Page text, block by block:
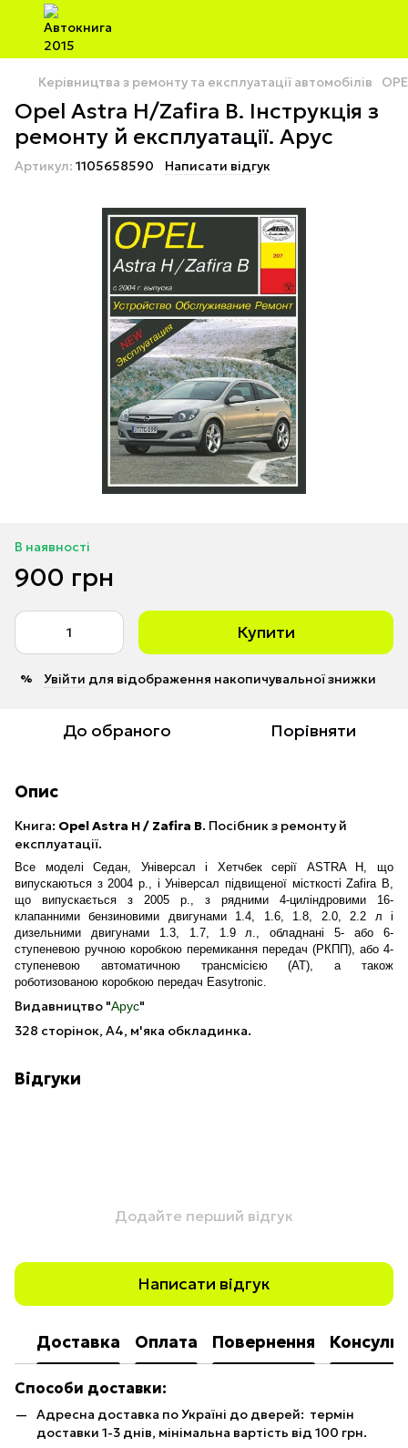
Керівництва з ремонту та експлуатації автомобілів
Opel Astra H/Zafira B. Інструкція з
ремонту й експлуатації. Арус
Артикул: 1105658590 Написати відгук
В наявності
900 грн
Купити
% Увійти для відображення накопичувальної знижки
До обраного Порівняти
Опис
Книга: OpelAstra H / Zafira B. Посібник з ремонту й
експлуатації.
Bсе моделі Седан, Універсал і Хетчбек серії ASTRA H, що
випускаються з 2004 р., і Універсал підвищеної місткості Zafira B,
що випускається з 2005 р., з рядними 4-циліндровими 16-
клапанними бензиновими двигунами 1.4, 1.6, 1.8, 2.0, 2.2 л і
дизельними двигунами 1.3, 1.7, 1.9 л., обладнані 5- або 6-
ступеневою ручною коробкою перемикання передач (РКПП), або 4-
ступеневою автоматичною трансмісією (АТ), а також
роботизованою коробкою передач Easytronic.
Видавництво "Арус"
328 сторінок, А4, м'яка обкладинка.
Відгуки
Додайте перший відгук
Написати відгук
Доставка Оплата Повернення
Способи доставки:
Адресна доставка по Україні до дверей: термін
доставки 1-3 днів, мінімальна вартість від 100 грн.